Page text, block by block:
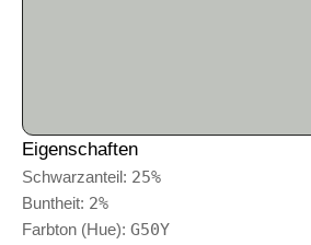
Eigenschaften
Schwarzanteil: 25%
Buntheit: 2%
Farbton (Hue): G50Y